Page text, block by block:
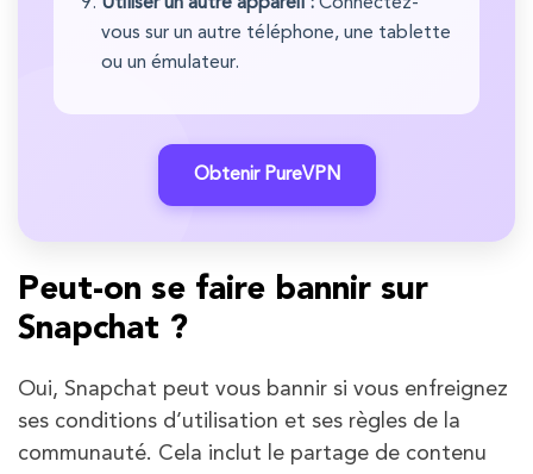
vous sur un autre téléphone, une tablette
ou un émulateur.
Obtenir PureVPN
Peut-on se faire bannir sur
Snapchat ?
Oui, Snapchat peut vous bannir si vous enfreignez
ses conditions d’utilisation et ses règles de la
communauté. Cela inclut le partage de contenu